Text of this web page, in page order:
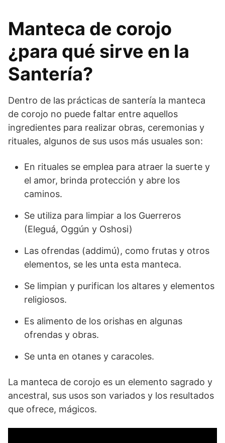
Manteca de corojo
¿para qué sirve en la
Santería?
Dentro de las prácticas de santería la manteca
de corojo no puede faltar entre aquellos
ingredientes para realizar obras, ceremonias y
rituales, algunos de sus usos más usuales son:
En rituales se emplea para atraer la suerte y
el amor, brinda protección y abre los
caminos.
Se utiliza para limpiar a los Guerreros
(Eleguá, Oggún y Oshosi)
Las ofrendas (addimú), como frutas y otros
elementos, se les unta esta manteca.
Se limpian y purifican los altares y elementos
religiosos.
Es alimento de los orishas en algunas
ofrendas y obras.
Se unta en otanes y caracoles.
La manteca de corojo es un elemento sagrado y
ancestral, sus usos son variados y los resultados
que ofrece, mágicos.